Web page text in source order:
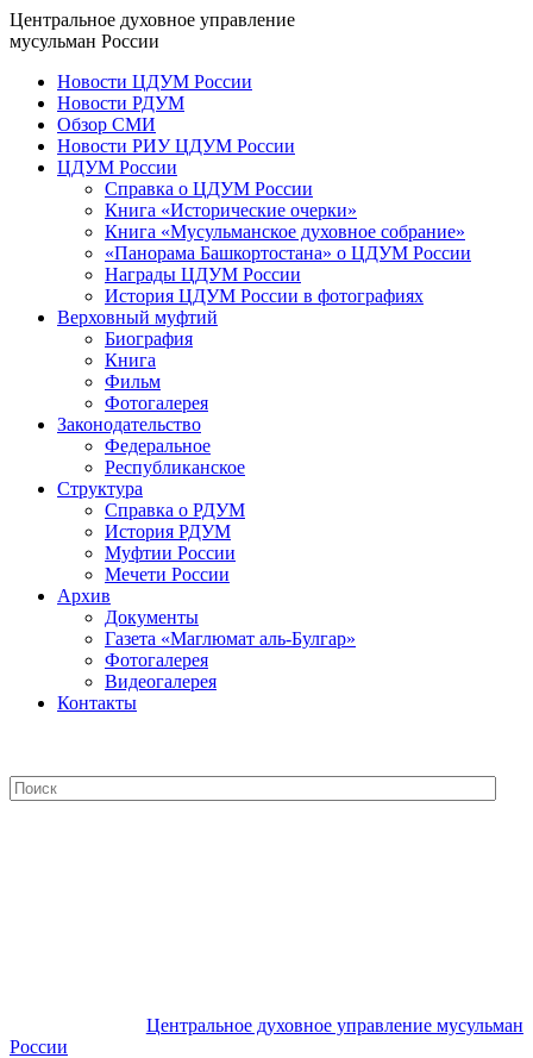
Центральное духовное управление
мусульман России
Новости ЦДУМ России
Новости РДУМ
Обзор СМИ
Новости РИУ ЦДУМ России
ЦДУМ России
Справка о ЦДУМ России
Книга «Исторические очерки»
Книга «Мусульманское духовное собрание»
«Панорама Башкортостана» о ЦДУМ России
Награды ЦДУМ России
История ЦДУМ России в фотографиях
Верховный муфтий
Биография
Книга
Фильм
Фотогалерея
Законодательство
Федеральное
Республиканское
Структура
Справка о РДУМ
История РДУМ
Муфтии России
Мечети России
Архив
Документы
Газета «Маглюмат аль-Булгар»
Фотогалерея
Видеогалерея
Контакты
Центральное духовное управление мусульман
России